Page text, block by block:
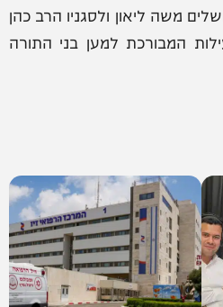
משה ליאון ולסגניו הרב כהן
המבורכת למען בני התורה